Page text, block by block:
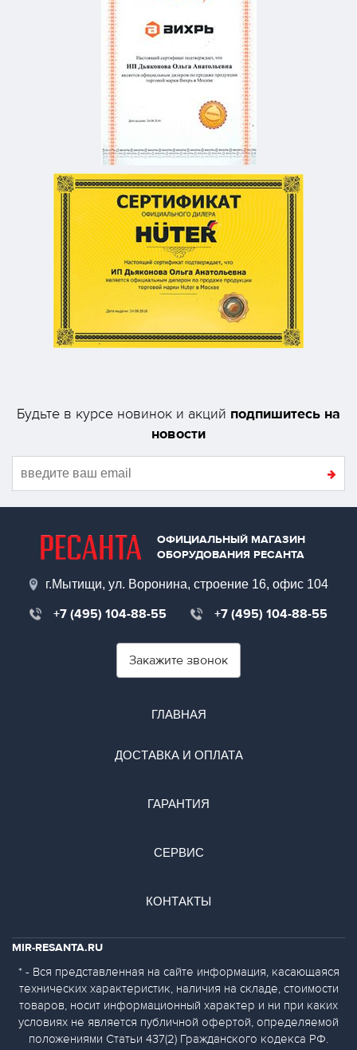
Будьте в курсе новинок и акций подпишитесь на
новости
ОФИЦИАЛЬНЫЙ МАГАЗИН
ОБОРУДОВАНИЯ РЕСАНТА
г.Мытищи, ул. Воронина, строение 16, офис 104
+7 (495) 104-88-55 +7 (495) 104-88-55
Закажите звонок
ГЛАВНАЯ
ДОСТАВКА И ОПЛАТА
ГАРАНТИЯ
СЕРВИС
КОНТАКТЫ
MIR-RESANTA.RU
* - Вся представленная на сайте информация, касающаяся
технических характеристик, наличия на складе, стоимости
товаров, носит информационный характер и ни при каких
условиях не является публичной офертой, определяемой
положениями Статьи 437(2) Гражданского кодекса РФ.